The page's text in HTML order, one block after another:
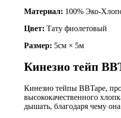
Материал: 100% Эко-
Цвет: Тату фиолетовый
Размер: 5см × 5м
Кинезио тейп
Кинезио тейпы BBTape,
высококачественного
дышать, благодаря чему